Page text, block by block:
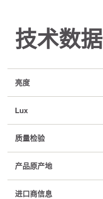
技术数据
亮度
Lux
质量检验
产品原产地
进口商信息